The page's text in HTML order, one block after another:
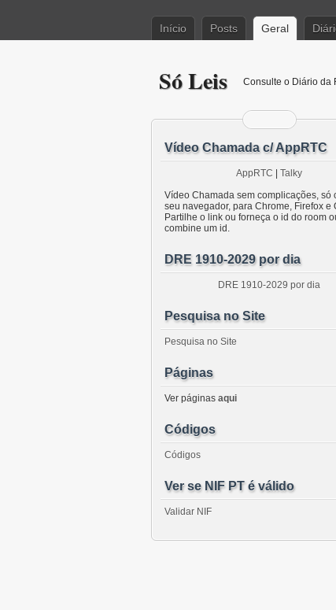
Início Posts Geral
Só Leis Consulte o Diário da
Vídeo Chamada c/ AppRTC
AppRTC
Talky
Vídeo Chamada sem complicações, só
seu navegador, para Chrome, Firefox e
Partilhe o link ou forneça o id do room
combine um id.
DRE 1910-2029 por dia
DRE 1910-2029 por dia
Pesquisa no Site
Pesquisa no Site
Páginas
Ver páginas aqui
Códigos
Códigos
Ver se NIF PT é válido
Validar NIF